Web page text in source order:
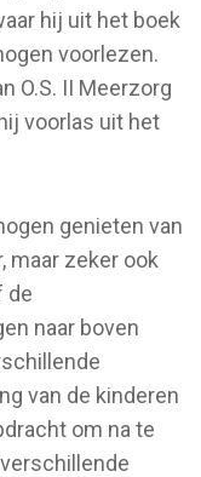
hij uit het boek
voorlezen.
O.S. II Meerzorg
voorlas uit het
genieten van
maar zeker ook
de
naar boven
van de kinderen
om na te